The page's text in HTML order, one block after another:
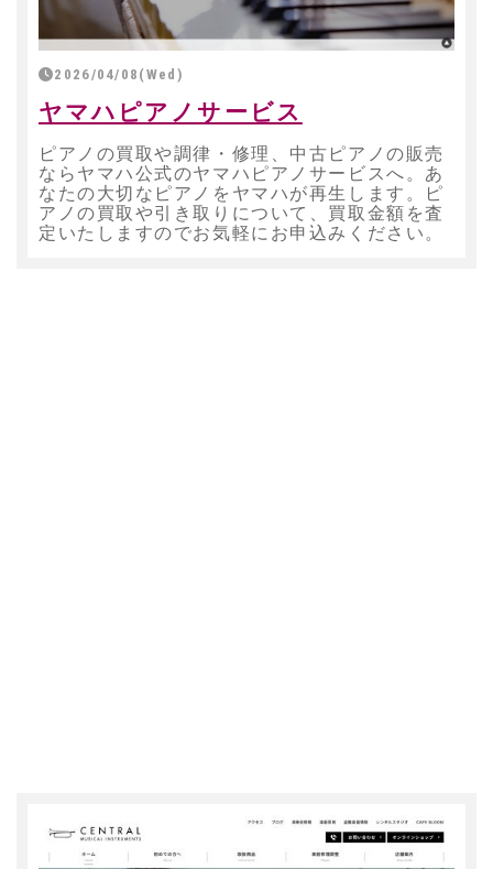
2026/04/08(Wed)
ヤマハピアノサービス
ピアノの買取や調律・修理、中古ピアノの販売
ならヤマハ公式のヤマハピアノサービスへ。あ
なたの大切なピアノをヤマハが再生します。ピ
アノの買取や引き取りについて、買取金額を査
定いたしますのでお気軽にお申込みください。